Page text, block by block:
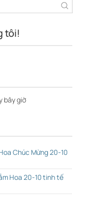
tôi!
bây giờ
Chúc Mừng 20-10
Hoa 20-10 tinh tế